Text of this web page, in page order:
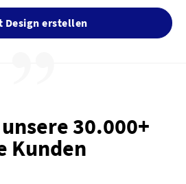
Design erstellen
30.000+
Kunden